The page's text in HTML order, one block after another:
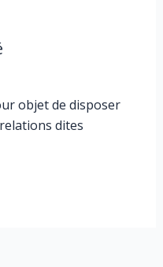
objet de disposer
dites